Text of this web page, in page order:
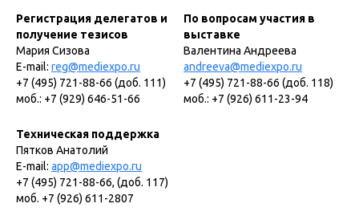
Регистрация делегатов и
получение тезисов
Мария Сизова
E-mail: reg@mediexpo.ru
+7 (495) 721-88-66 (доб. 111)
моб.: +7 (929) 646-51-66
По вопросам участия в
выставке
Валентина Андреева
andreeva@mediexpo.ru
+7 (495) 721-88-66 (доб. 118)
моб.: +7 (926) 611-23-94
Техническая поддержка
Пятков Анатолий
E-mail: app@mediexpo.ru
+7 (495) 721-88-66, (доб. 117)
моб. +7 (926) 611-2807